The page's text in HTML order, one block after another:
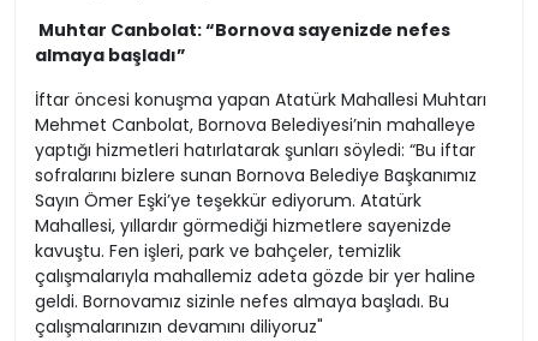
Muhtar Canbolat: “Bornova sayenizde nefes
almaya başladı”
İftar öncesi konuşma yapan Atatürk Mahallesi Muhtarı
Mehmet Canbolat, Bornova Belediyesi’nin mahalleye
yaptığı hizmetleri hatırlatarak şunları söyledi: “Bu iftar
sofralarını bizlere sunan Bornova Belediye Başkanımız
Sayın Ömer Eşki’ye teşekkür ediyorum. Atatürk
Mahallesi, yıllardır görmediği hizmetlere sayenizde
kavuştu. Fen işleri, park ve bahçeler, temizlik
çalışmalarıyla mahallemiz adeta gözde bir yer haline
geldi. Bornovamız sizinle nefes almaya başladı. Bu
çalışmalarınızın devamını diliyoruz"